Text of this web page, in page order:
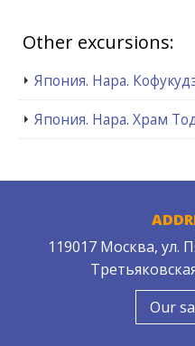
Other excursions:
Япония. Нара.
Япония. Нара. Храм
119017 Москва, ул.
Our